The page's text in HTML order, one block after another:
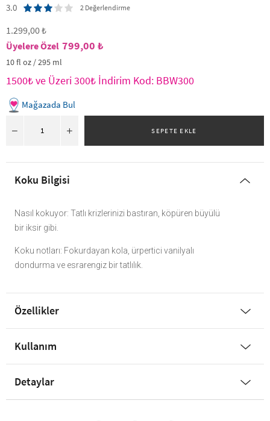
3.0 2 Değerlendirme
1.299,00 ₺
799,00 ₺
10 fl oz / 295 ml
1500₺ ve Üzeri 300₺ İndirim Kod: BBW300
Mağazada Bul
Koku Bilgisi
Nasıl kokuyor: Tatlı krizlerinizi bastıran, köpüren büyülü
bir iksir gibi.
Koku notları: Fokurdayan kola, ürpertici vanilyalı
dondurma ve esrarengiz bir tatlılık.
Özellikler
Kullanım
Detaylar